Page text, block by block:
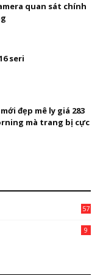
quan sát chính
seri
đẹp mê ly giá 283
mà trang bị cực
57
9